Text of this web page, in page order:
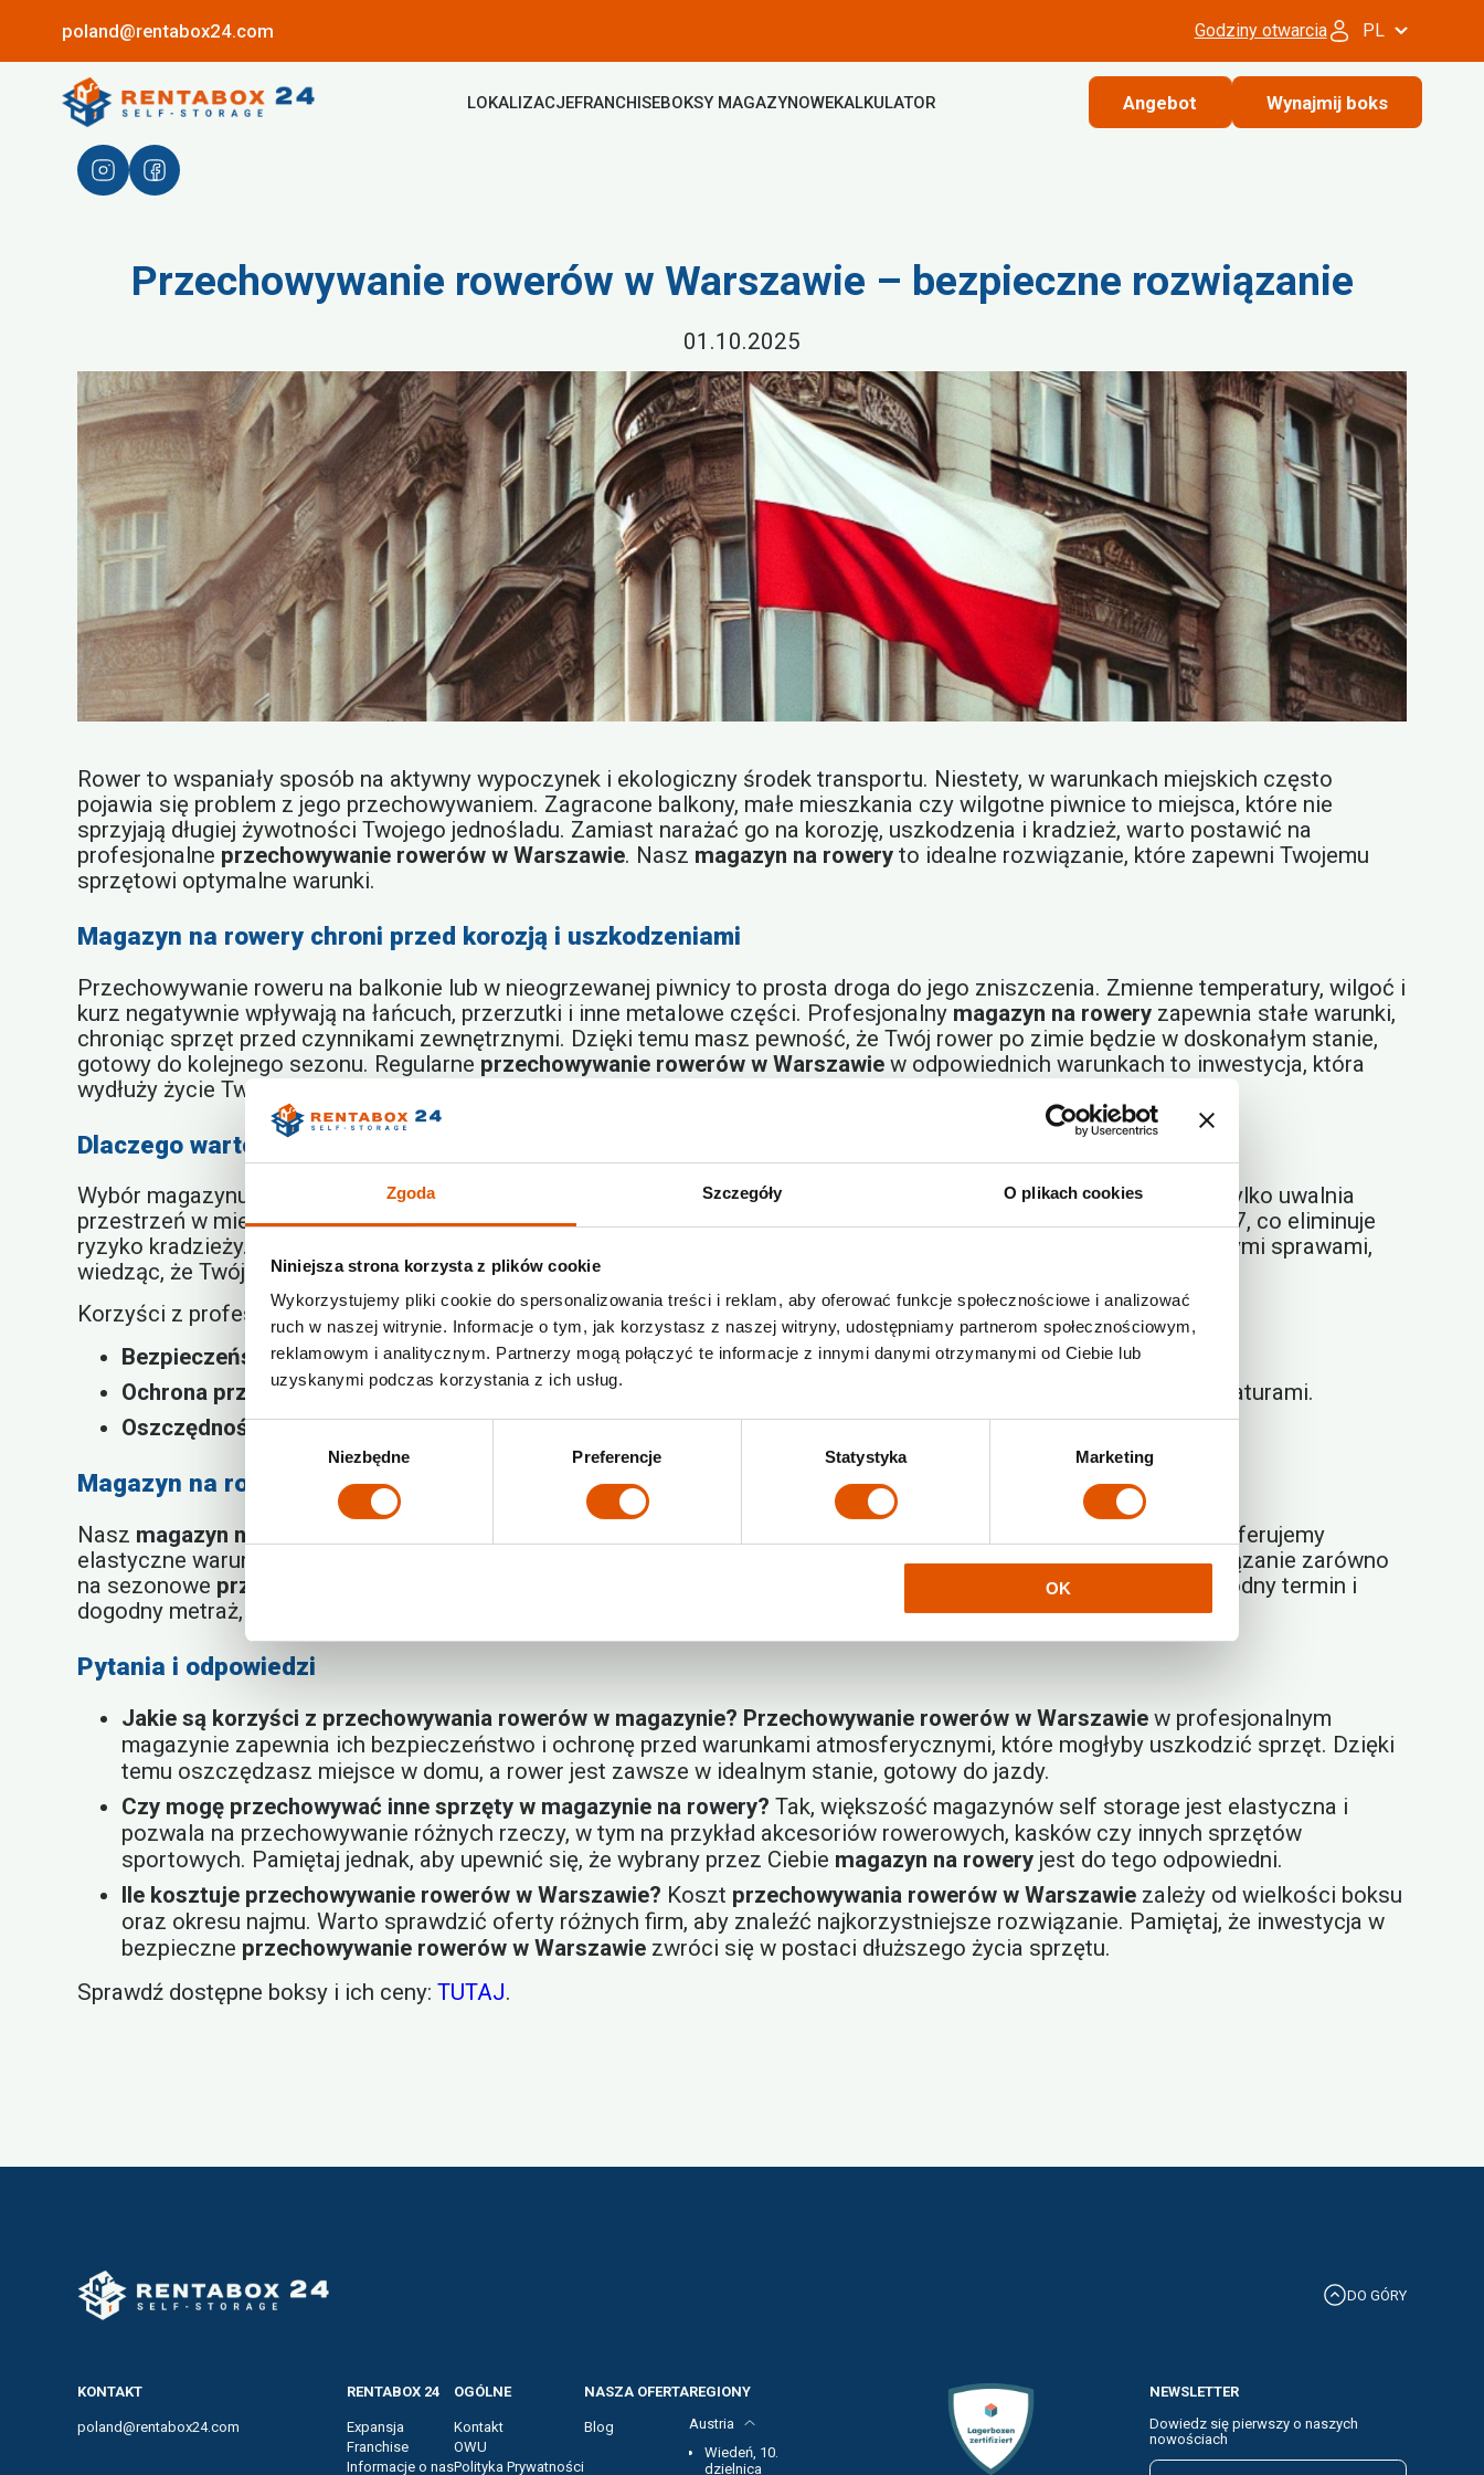
Zgoda Szczegóły O plikach cookies
Niniejsza strona korzysta z plików cookie
Wykorzystujemy pliki cookie do spersonalizowania treści i reklam, aby oferować funkcje społecznościowe i analizować
ruch w naszej witrynie. Informacje o tym, jak korzystasz z naszej witryny, udostępniamy partnerom społecznościowym,
reklamowym i analitycznym. Partnerzy mogą połączyć te informacje z innymi danymi otrzymanymi od Ciebie lub
uzyskanymi podczas korzystania z ich usług.
Wybór
Niezbędne Preferencje Statystyka Marketing
OK
poland@rentabox24.com Godziny otwarcia PL
LOKALIZACJEFRANCHISEBOKSY MAGAZYNOWEKALKULATOR Angebot Wynajmij boks
Przechowywanie rowerów w Warszawie – bezpieczne rozwiązanie
01.10.2025
Rower to wspaniały sposób na aktywny wypoczynek i ekologiczny środek transportu. Niestety, w warunkach miejskich często
pojawia się problem z jego przechowywaniem. Zagracone balkony, małe mieszkania czy wilgotne piwnice to miejsca, które nie
sprzyjają długiej żywotności Twojego jednośladu. Zamiast narażać go na korozję, uszkodzenia i kradzież, warto postawić na
profesjonalne przechowywanie rowerów w Warszawie. Nasz magazyn na rowery to idealne rozwiązanie, które zapewni Twojemu
sprzętowi optymalne warunki.
Magazyn na rowery chroni przed korozją i uszkodzeniami
Przechowywanie roweru na balkonie lub w nieogrzewanej piwnicy to prosta droga do jego zniszczenia. Zmienne temperatury, wilgoć i
kurz negatywnie wpływają na łańcuch, przerzutki i inne metalowe części. Profesjonalny magazyn na rowery zapewnia stałe warunki,
chroniąc sprzęt przed czynnikami zewnętrznymi. Dzięki temu masz pewność, że Twój rower po zimie będzie w doskonałym stanie,
gotowy do kolejnego sezonu. Regularne przechowywanie rowerów w Warszawie w odpowiednich warunkach to inwestycja, która
wydłuży życie Twojego sprzętu.
Dlaczego warto wybrać profesjonalne przechowywanie rowerów?
Wybór magazynu na rowery ma wiele korzyści, które doceni każdy pasjonat dwóch kółek. To rozwiązanie, które nie tylko uwalnia
przestrzeń w mieszkaniu, ale również zapewnia pełne bezpieczeństwo. Profesjonalne obiekty są monitorowane 24/7, co eliminuje
ryzyko kradzieży. Dostęp do boksów mają tylko uprawnione osoby. Dzięki temu możesz spokojnie zajmować się innymi sprawami,
wiedząc, że Twój cenny sprzęt jest bezpieczny.
Korzyści z profesjonalnego przechowywania rowerów:
Bezpieczeństwo:Całodobowy monitoring i ochrona eliminują ryzyko kradzieży.
Ochrona przed warunkami atmosferycznymi:Rower jest chroniony przed wilgocią, kurzem i zmiennymi temperaturami.
Oszczędność miejsca:Odzyskasz cenną przestrzeń w domu, na balkonie lub w piwnicy.
Magazyn na rowery – idealny dla każdego
Nasz magazyn na rowery
jest dostępny dla każdego, niezależnie od tego, czy masz jeden rower, czy całą kolekcję. Oferujemy
elastyczne warunki najmu, dzięki którym możesz wynająć boks na tak długo, jak tego potrzebujesz. To idealne rozwiązanie zarówno
na sezonowe przechowywanie rowerów w Warszawie
, jak i na przechowanie sprzętu na dłuższy czas. Wybierz dogodny termin i
dogodny metraż, a my zajmiemy się resztą.
Pytania i odpowiedzi
Jakie są korzyści z przechowywania rowerów w magazynie? Przechowywanie rowerów w Warszawie w profesjonalnym
magazynie zapewnia ich bezpieczeństwo i ochronę przed warunkami atmosferycznymi, które mogłyby uszkodzić sprzęt. Dzięki
temu oszczędzasz miejsce w domu, a rower jest zawsze w idealnym stanie, gotowy do jazdy.
Czy mogę przechowywać inne sprzęty w magazynie na rowery? Tak, większość magazynów self storage jest elastyczna i
pozwala na przechowywanie różnych rzeczy, w tym na przykład akcesoriów rowerowych, kasków czy innych sprzętów
sportowych. Pamiętaj jednak, aby upewnić się, że wybrany przez Ciebie magazyn na rowery jest do tego odpowiedni.
Ile kosztuje przechowywanie rowerów w Warszawie? Koszt przechowywania rowerów w Warszawie zależy od wielkości boksu
oraz okresu najmu. Warto sprawdzić oferty różnych firm, aby znaleźć najkorzystniejsze rozwiązanie. Pamiętaj, że inwestycja w
bezpieczne przechowywanie rowerów w Warszawie zwróci się w postaci dłuższego życia sprzętu.
Sprawdź dostępne boksy i ich ceny: TUTAJ.
DO GÓRY
KONTAKT
poland@rentabox24.com
RENTABOX 24
Expansja
Franchise
Informacje o nas
OGÓLNE
Kontakt
OWU
Polityka Prywatności
NASZA OFERTA
Blog
REGIONY
Austria
Wiedeń, 10.
dzielnica
NEWSLETTER
Dowiedz się pierwszy o naszych
nowościach